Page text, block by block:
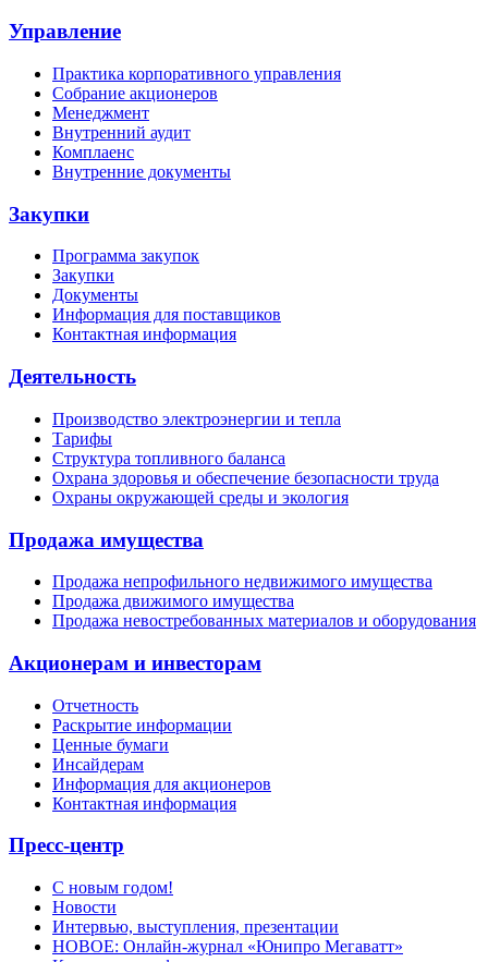
Управление
Практика корпоративного управления
Собрание акционеров
Менеджмент
Внутренний аудит
Комплаенс
Внутренние документы
Закупки
Программа закупок
Закупки
Документы
Информация для поставщиков
Контактная информация
Деятельность
Производство электроэнергии и тепла
Тарифы
Структура топливного баланса
Охрана здоровья и обеспечение безопасности труда
Охраны окружающей среды и экология
Продажа имущества
Продажа непрофильного недвижимого имущества
Продажа движимого имущества
Продажа невостребованных материалов и оборудования
Акционерам и инвесторам
Отчетность
Раскрытие информации
Ценные бумаги
Инсайдерам
Информация для акционеров
Контактная информация
Пресс-центр
С новым годом!
Новости
Интервью, выступления, презентации
НОВОЕ: Онлайн-журнал «Юнипро Мегаватт»